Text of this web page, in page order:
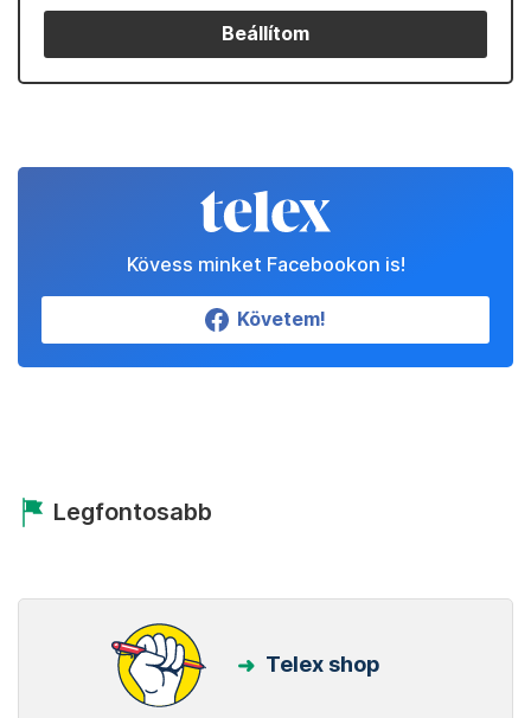
Beállítom
Kövess minket Facebookon is!
Követem!
Legfontosabb
Telex shop